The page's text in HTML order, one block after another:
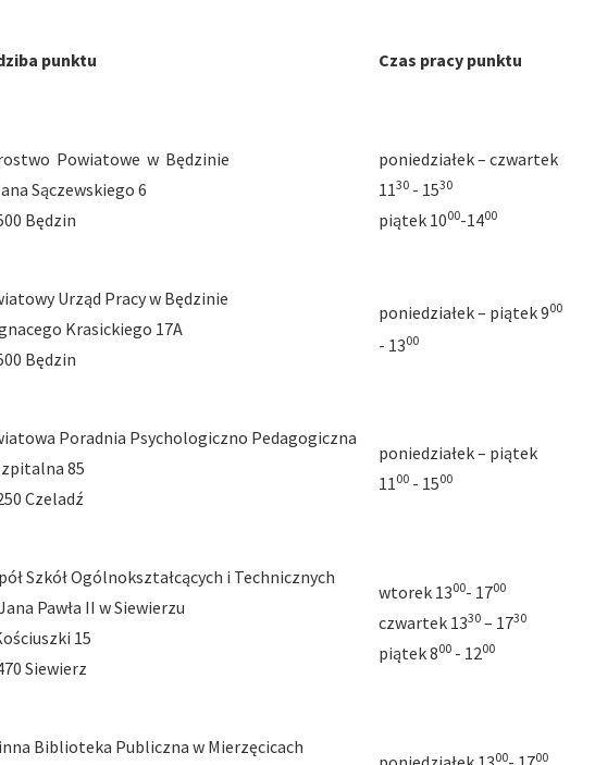
punktu Czas pracy punktu
Powiatowe w Będzinie
Sączewskiego 6
Będzin
poniedziałek – czwartek
1130 - 1530
piątek 1000-1400
Urząd Pracy w Będzinie
Krasickiego 17A
Będzin
poniedziałek – piątek 900
- 1300
Poradnia Psychologiczno Pedagogiczna
85
Czeladź
poniedziałek – piątek
1100 - 1500
Szkół Ogólnokształcących i Technicznych
Pawła II w Siewierzu
15
Siewierz
wtorek 1300- 1700
czwartek 1330 – 1730
piątek 800 - 1200
Biblioteka Publiczna w Mierzęcicach
00 00